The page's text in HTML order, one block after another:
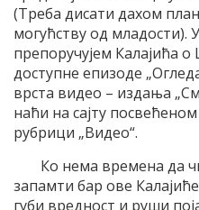
(Треба дисати дахом
могућству од младости).
препоручујем Калајића
доступне епизоде
врста видео – издања
наћи на сајту
рубрици „Видео“.
Ко нема времена да
запамти бар ове
губи вредност и руши